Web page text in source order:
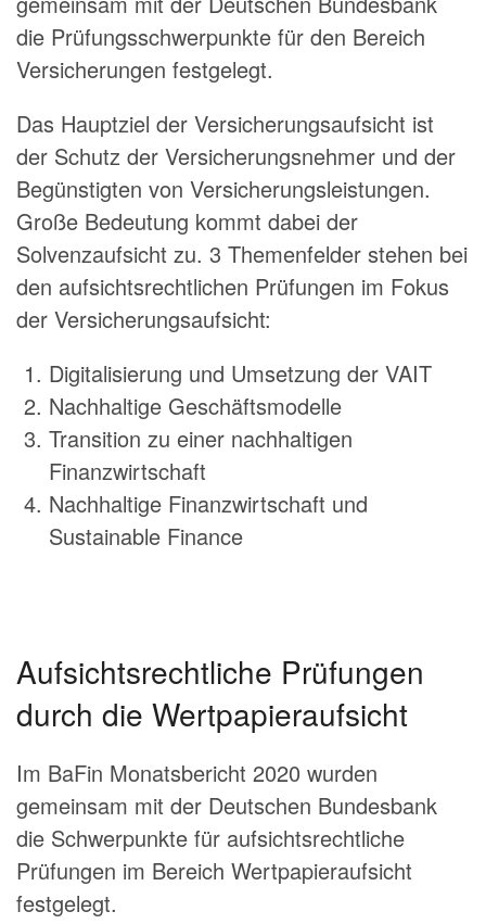
die Prüfungsschwerpunkte für den Bereich
Versicherungen festgelegt.
Das Hauptziel der Versicherungsaufsicht ist
der Schutz der Versicherungsnehmer und der
Begünstig­ten von Versicherungsleistungen.
Große Bedeutung kommt dabei der
Solvenzaufsicht zu. 3 Themenfelder stehen bei
den aufsichtsrechtlichen Prüfungen im Fokus
der Versicherungsaufsicht:
Digitalisierung und Umsetzung der VAIT
Nachhaltige Geschäftsmodelle
Transition zu einer nachhaltigen
Finanzwirtschaft
Nachhaltige Finanzwirtschaft und
Sustainable Finance
Aufsichtsrechtliche Prüfungen
durch die Wertpapieraufsicht
Im BaFin Monatsbericht 2020 wurden
gemeinsam mit der Deutschen Bundesbank
die Schwerpunkte für aufsichtsrechtliche
Prüfungen im Bereich Wertpapieraufsicht
festgelegt.